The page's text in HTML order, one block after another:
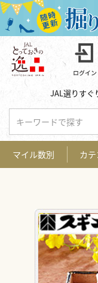
JAL選りすぐ
キーワードで探す
マイル数別 カ